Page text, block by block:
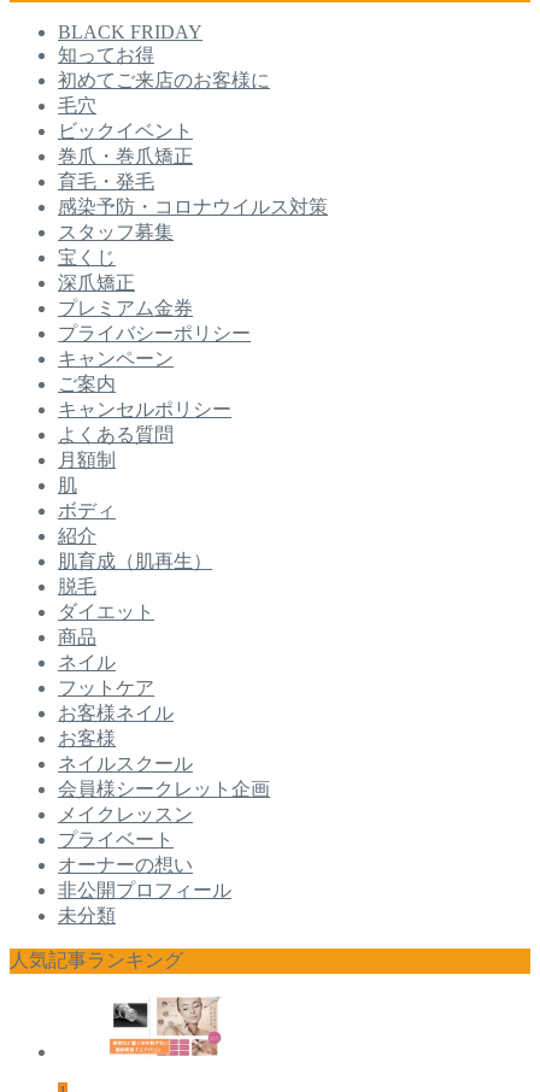
BLACK FRIDAY
知ってお得
初めてご来店のお客様に
毛穴
ビックイベント
巻爪・巻爪矯正
育毛・発毛
感染予防・コロナウイルス対策
スタッフ募集
宝くじ
深爪矯正
プレミアム金券
プライバシーポリシー
キャンペーン
ご案内
キャンセルポリシー
よくある質問
月額制
肌
ボディ
紹介
肌育成（肌再生）
脱毛
ダイエット
商品
ネイル
フットケア
お客様ネイル
お客様
ネイルスクール
会員様シークレット企画
メイクレッスン
プライベート
オーナーの想い
非公開プロフィール
未分類
人気記事ランキング